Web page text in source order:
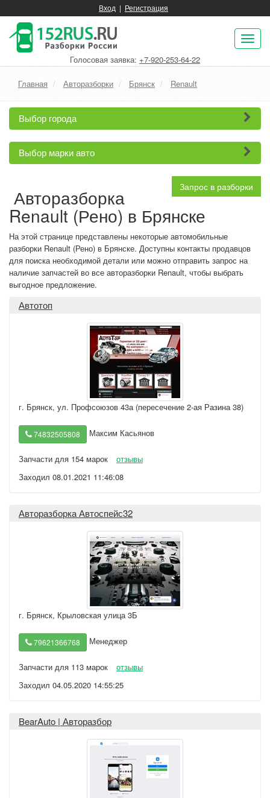
Вход | Регистрация
Голосовая заявка: +7-920-253-64-22
Главная Авторазборки Брянск Renault
Выбор города
Выбор марки авто
Запрос в разборки
Авторазборка
Renault (Рено) в Брянске
На этой странице представлены некоторые автомобильные
разборки Renault (Рено) в Брянске. Доступны контакты продавцов
для поиска необходимой детали или можно отправить запрос на
наличие запчастей во все авторазборки Renault, чтобы выбрать
выгодное предложение.
Автотоп
г. Брянск, ул. Профсоюзов 43а (пересечение 2-ая Разина 38)
74832505808 Максим Касьянов
Запчасти для 154 марок
отзывы
Заходил 08.01.2021 11:46:08
Авторазборка Автоспейс32
г. Брянск, Крыловская улица 3Б
79621366768 Менеджер
Запчасти для 113 марок
отзывы
Заходил 04.05.2020 14:55:25
BearAuto | Авторазбор